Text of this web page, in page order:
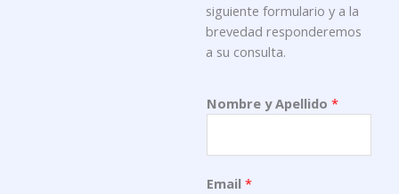
siguiente formulario y a la
brevedad responderemos
a su consulta.
Nombre y Apellido*
Email*